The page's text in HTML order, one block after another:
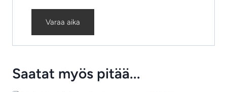
Varaa aika
Saatat myös pitää...